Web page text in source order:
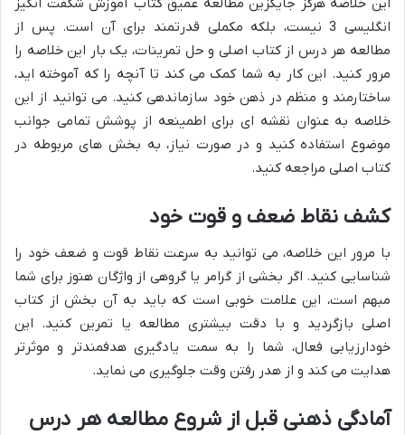
انگلیسی 3 نیست، بلکه مکملی قدرتمند برای آن است. پس از
مطالعه هر درس از کتاب اصلی و حل تمرینات، یک بار این خلاصه را
مرور کنید. این کار به شما کمک می کند تا آنچه را که آموخته اید،
ساختارمند و منظم در ذهن خود سازماندهی کنید. می توانید از این
خلاصه به عنوان نقشه ای برای اطمینعه از پوشش تمامی جوانب
موضوع استفاده کنید و در صورت نیاز، به بخش های مربوطه در
کتاب اصلی مراجعه کنید.
کشف نقاط ضعف و قوت خود
با مرور این خلاصه، می توانید به سرعت نقاط قوت و ضعف خود را
شناسایی کنید. اگر بخشی از گرامر یا گروهی از واژگان هنوز برای شما
مبهم است، این علامت خوبی است که باید به آن بخش از کتاب
اصلی بازگردید و با دقت بیشتری مطالعه یا تمرین کنید. این
خودارزیابی فعال، شما را به سمت یادگیری هدفمندتر و موثرتر
هدایت می کند و از هدر رفتن وقت جلوگیری می نماید.
آمادگی ذهنی قبل از شروع مطالعه هر درس